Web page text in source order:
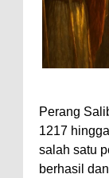
Perang
1217
salah satu
berhasil